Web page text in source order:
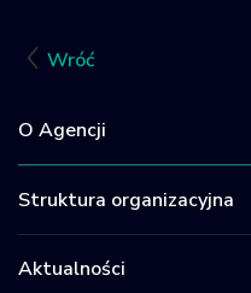
Wróć
O Agencji
Struktura organizacyjna
Aktualności